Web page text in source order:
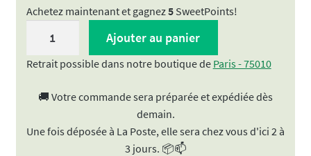
Achetez maintenant et gagnez5SweetPoints!
Substitut
tabac
Mélange
Ajouter au panier
Retrait possible dans notre boutique de Paris - 75010
🚚 Votre commande sera préparée et expédiée dès
demain.
Une fois déposée à La Poste, elle sera chez vous d'ici 2 à
3 jours. 📦📫